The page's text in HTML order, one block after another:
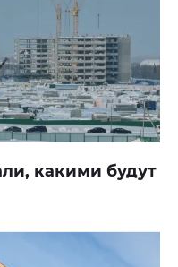
какими будут